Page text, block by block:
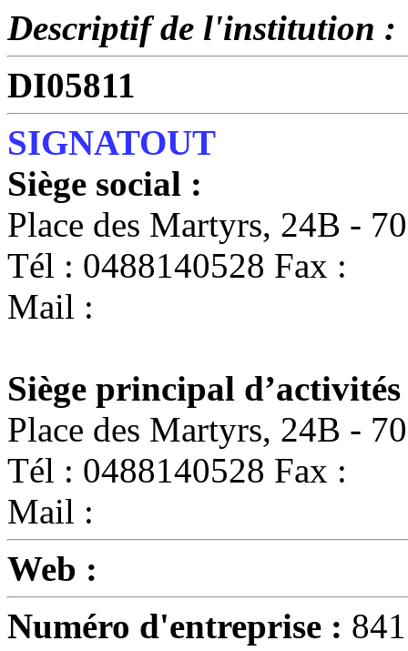
Descriptif de l'institution :
DI05811
SIGNATOUT
Siège social :
Place des Martyrs, 24B -
Tél : 0488140528 Fax :
Mail :
Siège principal
Place des Martyrs, 24B -
Tél : 0488140528 Fax :
Mail :
Web :
Numéro d'entreprise :